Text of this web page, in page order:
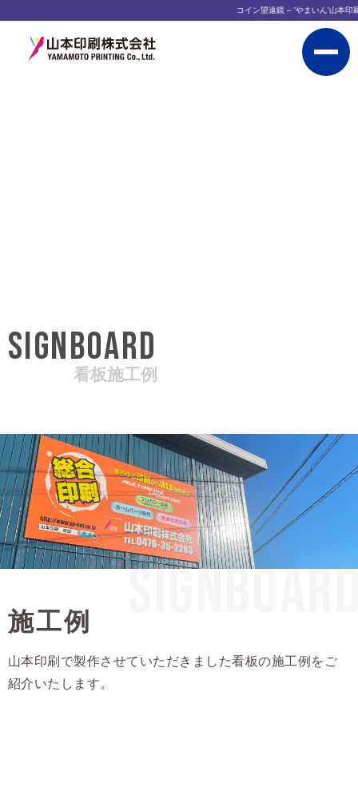
コイン望遠鏡 – 'やまいん'山本印
SIGNBOARD
看板施工例
施工例
山本印刷で製作させていただきました看板の施工例をご
紹介いたします。